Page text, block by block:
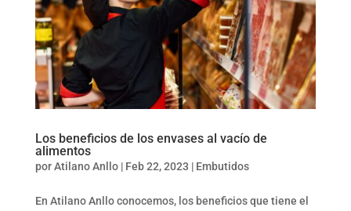
Los beneficios de los envases al vacío de
alimentos
porAtilano Anllo| Feb 22, 2023 | Embutidos
En Atilano Anllo conocemos, los beneficios que tiene el